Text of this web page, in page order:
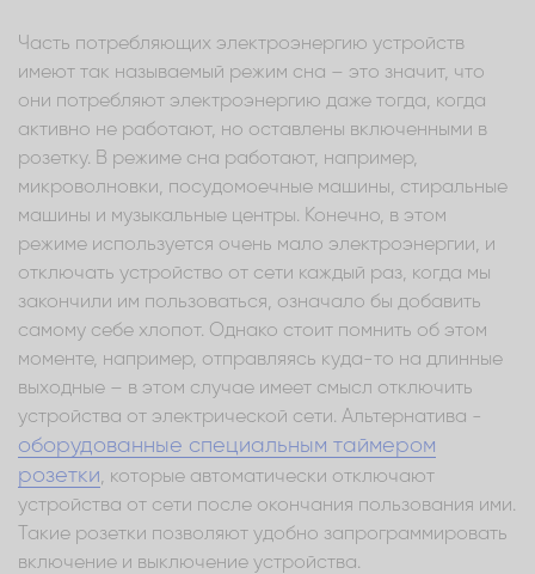
Часть потребляющих электроэнергию устройств
имеют так называемый режим сна – это значит, что
они потребляют электроэнергию даже тогда, когда
активно не работают, но оставлены включенными в
розетку. В режиме сна работают, например,
микроволновки, посудомоечные машины, стиральные
машины и музыкальные центры. Конечно, в этом
режиме используется очень мало электроэнергии, и
отключать устройство от сети каждый раз, когда мы
закончили им пользоваться, означало бы добавить
самому себе хлопот. Однако стоит помнить об этом
моменте, например, отправляясь куда-то на длинные
выходные – в этом случае имеет смысл отключить
устройства от электрической сети. Альтернатива -
оборудованные специальным таймером
розетки, которые автоматически отключают
устройства от сети после окончания пользования ими.
Такие розетки позволяют удобно запрограммировать
включение и выключение устройства.